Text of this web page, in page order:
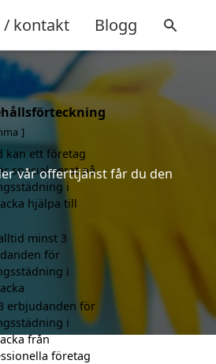
/ kontakt Blogg
vår offerttjänst får du den
kan ett företag
specialiserat på
i
hjälpa till
minst 3
för
i
erbjudanden för
i
från
företag